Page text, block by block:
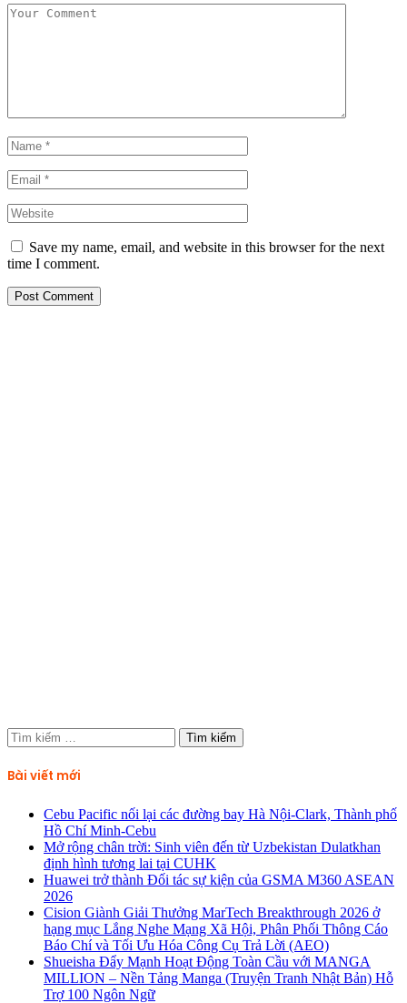
Save my name, email, and website in this browser for the next
time I comment.
Tìm
kiếm
cho:
Bài viết mới
Cebu Pacific nối lại các đường bay Hà Nội-Clark, Thành phố
Hồ Chí Minh-Cebu
Mở rộng chân trời: Sinh viên đến từ Uzbekistan Dulatkhan
định hình tương lai tại CUHK
Huawei trở thành Đối tác sự kiện của GSMA M360 ASEAN
2026
Cision Giành Giải Thưởng MarTech Breakthrough 2026 ở
hạng mục Lắng Nghe Mạng Xã Hội, Phân Phối Thông Cáo
Báo Chí và Tối Ưu Hóa Công Cụ Trả Lời (AEO)
Shueisha Đẩy Mạnh Hoạt Động Toàn Cầu với MANGA
MILLION – Nền Tảng Manga (Truyện Tranh Nhật Bản) Hỗ
Trợ 100 Ngôn Ngữ